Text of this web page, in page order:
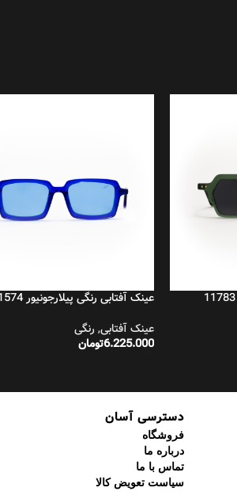
عینک آفتابی رنگی پیلارجونیور 961574
عینک آفتابی, رنگی
6.225.000تومان
دسترسی آسان
فروشگاه
درباره ما
تماس با ما
سیاست تعویض کالا